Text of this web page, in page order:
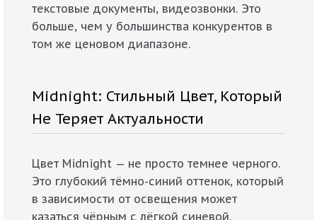
текстовые документы, видеозвонки. Это
больше, чем у большинства конкурентов в
том же ценовом диапазоне.
Midnight: Стильный Цвет, Который
Не Теряет Актуальности
Цвет Midnight — не просто темнее черного.
Это глубокий тёмно-синий оттенок, который
в зависимости от освещения может
казаться чёрным с лёгкой синевой.